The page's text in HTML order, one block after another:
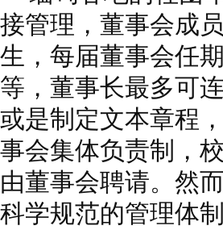
接管理，董事会成
生，每届董事会任
等，董事长最多可
或是制定文本章程
事会集体负责制，
由董事会聘请。然
科学规范的管理体